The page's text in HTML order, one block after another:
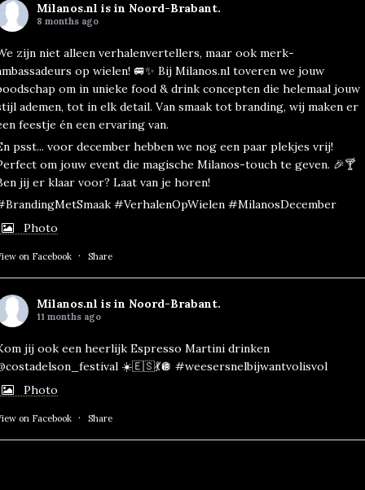
Milanos.nl is in Noord-Brabant.
8 months ago
zijn niet alleen verhalenvertellers, maar ook merk-
op wielen! 🚐✨ Bij Milanos.nl toveren we jouw
om in unieke food & drink concepten die helemaal jouw
ademen, tot in elk detail. Van smaak tot branding, wij maken er
feestje én een ervaring van.
psst... voor december hebben we nog een paar plekjes vrij!
om jouw event die magische Milanos-touch te geven. 🎉🍸
jij er klaar voor? Laat van je horen!
#VerhalenOpWielen #MilanosDecember
Photo
on Facebook · Share
Milanos.nl is in Noord-Brabant.
11 months ago
jij ook een heerlijk Espresso Martini drinken
☀️🇪🇸💃🪩 #weesersnelbijwantvolisvol
Photo
on Facebook · Share